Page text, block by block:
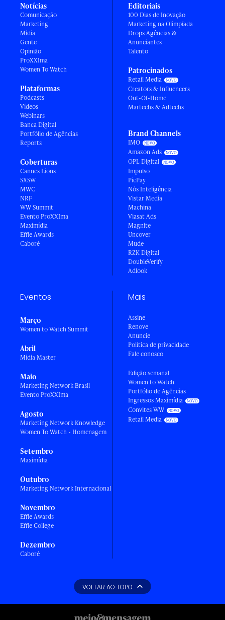
Notícias
Comunicação
Marketing
Mídia
Gente
Opinião
ProXXIma
Women To Watch
Plataformas
Podcasts
Vídeos
Webinars
Banca Digital
Portfólio de Agências
Reports
Coberturas
Cannes Lions
SXSW
MWC
NRF
WW Summit
Evento ProXXIma
Maximídia
Effie Awards
Caboré
Editoriais
100 Dias de Inovação
Marketing na Olimpíada
Drops Agências &
Anunciantes
Talento
Patrocinados
Retail Media
Creators & Influencers
Out-Of-Home
Martechs & Adtechs
Brand Channels
IMO
Amazon Ads
OPL Digital
Impulso
PicPay
Nós Inteligência
Vistar Media
Machina
Viasat Ads
Magnite
Uncover
Mude
RZK Digital
DoubleVerify
Adlook
Eventos
Março
Women to Watch Summit
Abril
Mídia Master
Maio
Marketing Network Brasil
Evento ProXXIma
Agosto
Marketing Network Knowledge
Women To Watch - Homenagem
Setembro
Maximídia
Outubro
Marketing Network Internacional
Novembro
Effie Awards
Effie College
Dezembro
Caboré
Mais
Assine
Renove
Anuncie
Política de privacidade
Fale conosco
Edição semanal
Women to Watch
Portfólio de Agências
Ingressos Maximídia
Convites WW
Retail Media
VOLTAR AO TOPO